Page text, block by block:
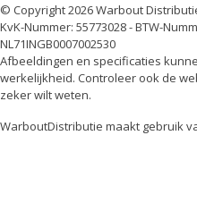
© Copyright 2026 Warbout
KvK-Nummer: 55773028 - BTW-
NL71INGB0007002530
Afbeeldingen en specificaties
werkelijkheid. Controleer ook de
zeker wilt weten.
WarboutDistributie maakt gebruik